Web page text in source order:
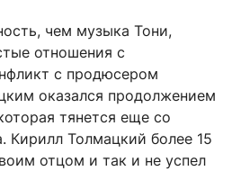
чем музыка Тони,
отношения с
с продюсером
оказался продолжением
тянется еще со
Кирилл Толмацкий более 15
отцом и так и не успел